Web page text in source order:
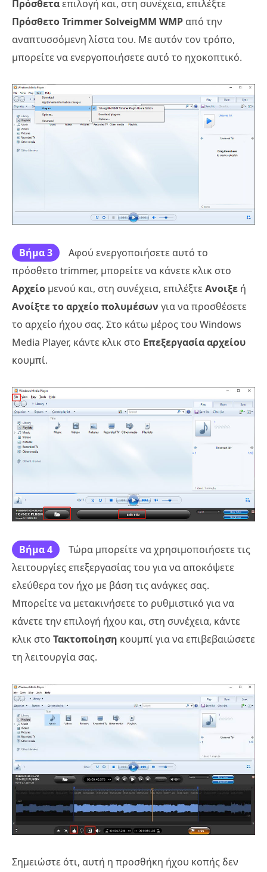
Πρόσθεταεπιλογή και, στη συνέχεια, επιλέξτε
Πρόσθετο Trimmer SolveigMM WMP από την
αναπτυσσόμενη λίστα του. Με αυτόν τον τρόπο,
μπορείτε να ενεργοποιήσετε αυτό το ηχοκοπτικό.
Βήμα 3
Αφού ενεργοποιήσετε αυτό το
πρόσθετο trimmer, μπορείτε να κάνετε κλικ στο
Αρχείο μενού και, στη συνέχεια, επιλέξτε Ανοιξε ή
Ανοίξτε το αρχείο πολυμέσων για να προσθέσετε
το αρχείο ήχου σας. Στο κάτω μέρος του Windows
Media Player, κάντε κλικ στο Επεξεργασία αρχείου
κουμπί.
Βήμα 4
Τώρα μπορείτε να χρησιμοποιήσετε τις
λειτουργίες επεξεργασίας του για να αποκόψετε
ελεύθερα τον ήχο με βάση τις ανάγκες σας.
Μπορείτε να μετακινήσετε το ρυθμιστικό για να
κάνετε την επιλογή ήχου και, στη συνέχεια, κάντε
κλικ στο Τακτοποίηση κουμπί για να επιβεβαιώσετε
τη λειτουργία σας.
Σημειώστε ότι, αυτή η προσθήκη ήχου κοπής δεν